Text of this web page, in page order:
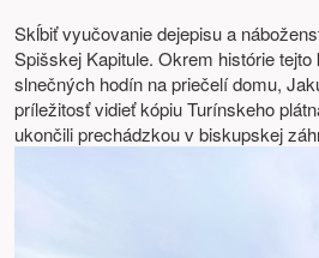
Skĺbiť vyučovanie dejepisu a
Spišskej Kapitule. Okrem histórie
slnečných hodín na priečelí domu,
príležitosť vidieť kópiu Turínskeho
ukončili prechádzkou v biskupskej